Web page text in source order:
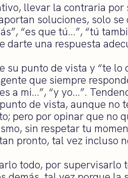
llevar la contraria por
soluciones, solo se
“es que tú…”, “tú
darte una respuesta
su punto de vista y “te lo
que siempre
a mi…”, “y yo…”.
de vista, aunque no
pero por opinar que no
sin respetar tu
pronto, tal vez incluso
todo, por supervisarlo